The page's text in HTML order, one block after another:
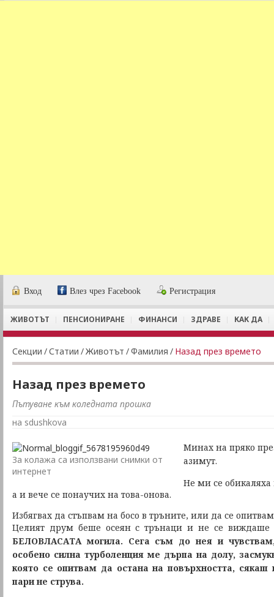
Вход Влез чрез Facebook Регистрация
ЖИВОТЪТ ПЕНСИОНИРАНЕ ФИНАНСИ ЗДРАВЕ КАК ДА
Секции /Статии /Животът /Фамилия / Назад през времето
Назад през времето
Пътуване към коледната прошка
на sdushkova
За колажа са използвани снимки от
интернет
Минах на пряко
азимут.
Не ми се обикаляха
а и вече се понаучих на това-онова.
Избягвах да стъпвам на босо в тръните, или да се
Целият друм беше осеян с трънаци и не се виждаше
БЕЛОВЛАСАТАмогила. Сега съм до нея и
особено силна турболенция ме дърпа на долу,
която се опитвам да остана на повърхността, сякаш
пари не струва.